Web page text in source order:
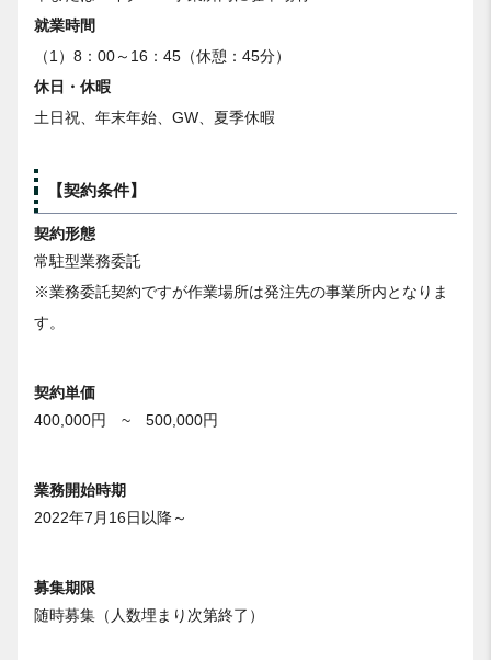
就業時間
（1）8：00～16：45（休憩：45分）
休日・休暇
土日祝、年末年始、GW、夏季休暇
【契約条件】
契約形態
常駐型業務委託
※業務委託契約ですが作業場所は発注先の事業所内となりま
す。
契約単価
400,000円 ~ 500,000円
業務開始時期
2022年7月16日以降～
募集期限
随時募集（人数埋まり次第終了）